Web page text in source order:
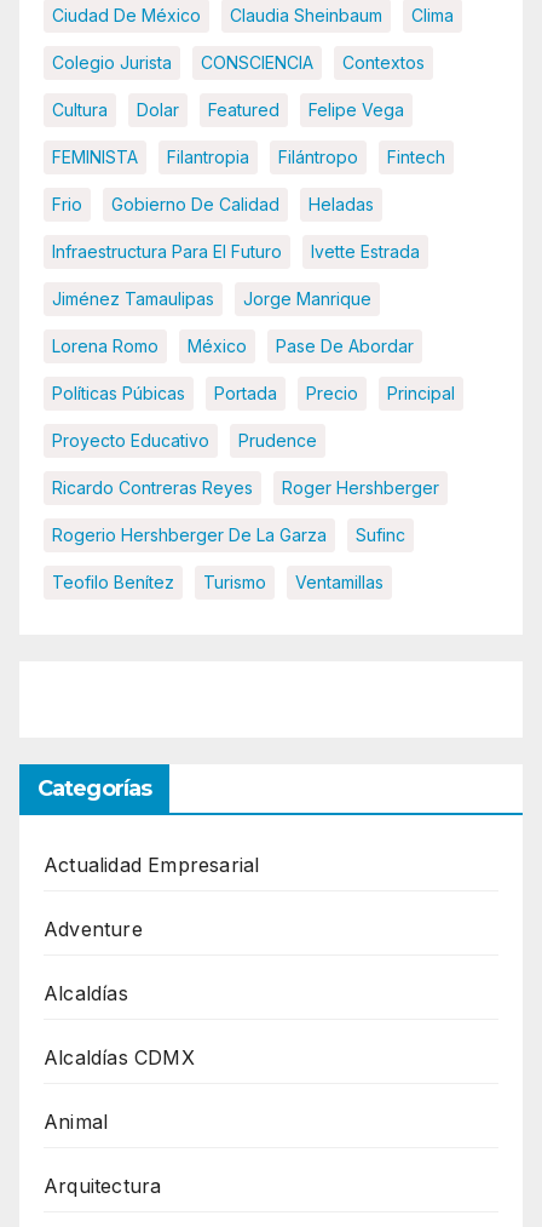
Ciudad De México Claudia Sheinbaum Clima
Colegio Jurista CONSCIENCIA Contextos
Cultura Dolar Featured Felipe Vega
FEMINISTA Filantropia Filántropo Fintech
Frio Gobierno De Calidad Heladas
Infraestructura Para El Futuro Ivette Estrada
Jiménez Tamaulipas Jorge Manrique
Lorena Romo México Pase De Abordar
Políticas Púbicas Portada Precio Principal
Proyecto Educativo Prudence
Ricardo Contreras Reyes Roger Hershberger
Rogerio Hershberger De La Garza Sufinc
Teofilo Benítez Turismo Ventamillas
Categorías
Actualidad Empresarial
Adventure
Alcaldías
Alcaldías CDMX
Animal
Arquitectura